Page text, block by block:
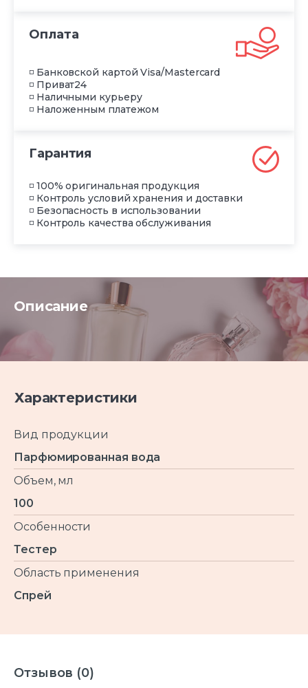
Оплата
◽ Банковской картой Visa/Mastercard
◽ Приват24
◽ Наличными курьеру
◽ Наложенным платежом
Гарантия
◽ 100% оригинальная продукция
◽ Контроль условий хранения и доставки
◽ Безопасность в использовании
◽ Контроль качества обслуживания
Описание
Характеристики
Вид продукции
Парфюмированная вода
Объем, мл
100
Особенности
Тестер
Область применения
Спрей
Отзывов (0)